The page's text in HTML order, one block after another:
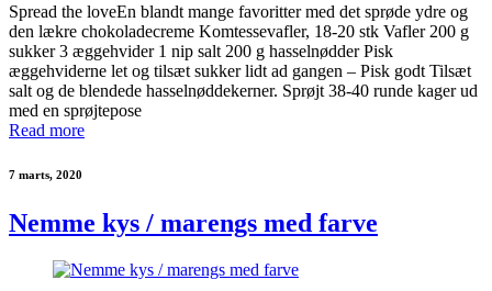
Spread the loveEn blandt mange favoritter med det sprøde ydre og
den lækre chokoladecreme Komtessevafler, 18-20 stk Vafler 200 g
sukker 3 æggehvider 1 nip salt 200 g hasselnødder Pisk
æggehviderne let og tilsæt sukker lidt ad gangen – Pisk godt Tilsæt
salt og de blendede hasselnøddekerner. Sprøjt 38-40 runde kager ud
med en sprøjtepose
Read more
7 marts, 2020
Nemme kys / marengs med farve